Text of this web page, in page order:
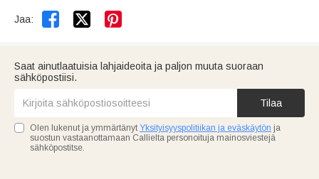
Jaa:  
Saat ainutlaatuisia lahjaideoita ja paljon muuta suoraan
sähköpostiisi.
Tilaa
Olen lukenut ja ymmärtänyt Yksityisyyspolitiikan ja eväskäytön ja
suostun vastaanottamaan Callielta personoituja mainosviestejä
sähköpostitse.